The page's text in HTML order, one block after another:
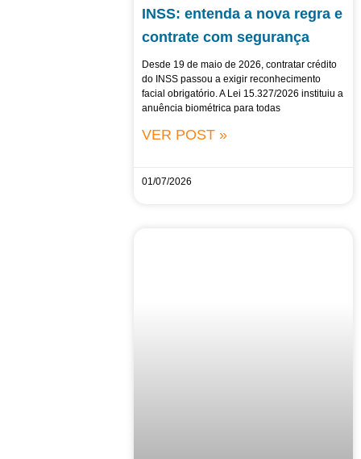
INSS: entenda a nova regra e
contrate com segurança
Desde 19 de maio de 2026, contratar crédito
do INSS passou a exigir reconhecimento
facial obrigatório. A Lei 15.327/2026 instituiu a
anuência biométrica para todas
VER POST »
01/07/2026